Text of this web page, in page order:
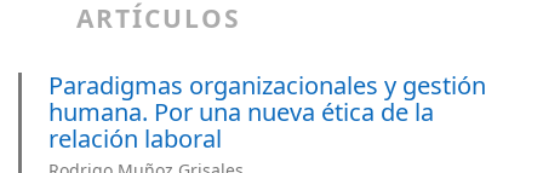
ARTÍCULOS
Paradigmas organizacionales y gestión
humana. Por una nueva ética de la
relación laboral